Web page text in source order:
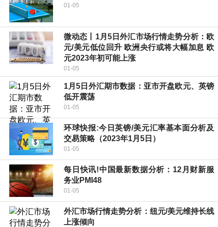
01-05
微动态丨1月5日外汇市场行情走势分析：欧
元/美元低位回升 欧洲央行或将大幅加息 欧
元2023年初可能上涨
01-05
1月5日外汇期市数据：亚市开盘欧元、英镑
低开震荡
01-05
环球快报:今日英镑/美元汇率基本面分析及
交易策略（2023年1月5日）
01-05
每日快讯!中国最新数据分析：12月财新服
务业PMI48
01-05
外汇市场行情走势分析：纽元/美元维持长线
上涨倾向